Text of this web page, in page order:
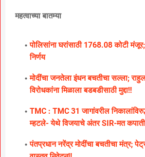
महत्वाच्या बातम्या
पोलिसांना घरांसाठी 1768.08 कोटी
निर्णय
मोदींचा जनतेला इंधन बचतीचा सल्ला;
विरोधकांना मिळाला बडबडीसाठी मुद्दा!!
TMC : TMC 31 जागांवरील
म्हटले- येथे विजयाचे अंतर SIR-मत
पंतप्रधान नरेंद्र मोदींचा बचतीचा मंत्र;